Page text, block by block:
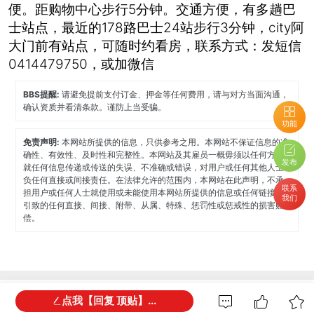
功能
发布
联系
我们
便。距购物中心步行5分钟。交通方便，有多趟巴
士站点，最近的178路巴士24站步行3分钟，city阿
大门前有站点，可随时约看房，联系方式：发短信
0414479750，或加微信
BBS提醒:请避免提前支付订金、押金等任何费用，请与对方当面沟通，
确认资质并看清条款。谨防上当受骗。
免责声明:本网站所提供的信息，只供参考之用。本网站不保证信息的准
确性、有效性、及时性和完整性。本网站及其雇员一概毋须以任何方式
就任何信息传递或传送的失误、不准确或错误，对用户或任何其他人士
负任何直接或间接责任。在法律允许的范围内，本网站在此声明，不承
担用户或任何人士就使用或未能使用本网站所提供的信息或任何链接所
引致的任何直接、间接、附带、从属、特殊、惩罚性或惩戒性的损害赔
偿。
全部回复 0 点我【回复 顶贴】...